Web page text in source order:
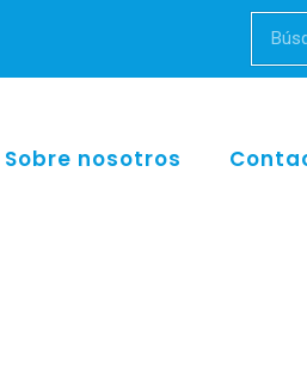
Sobre nosotros